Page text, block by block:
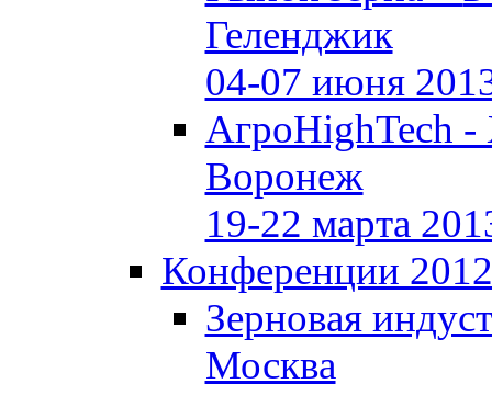
Геленджик
04-07 июня
АгроHighTech
Воронеж
19-22 марта
Конференции 2012
Зерновая
Москва